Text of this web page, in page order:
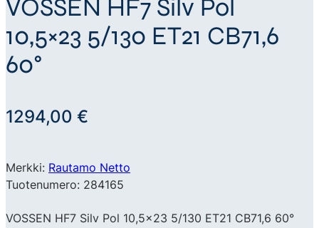
VOSSEN HF7 Silv Pol
10,5×23 5/130 ET21 CB71,6
60°
1294,00 €
Merkki: Rautamo Netto
Tuotenumero: 284165
VOSSEN HF7 Silv Pol 10,5×23 5/130 ET21 CB71,6 60°